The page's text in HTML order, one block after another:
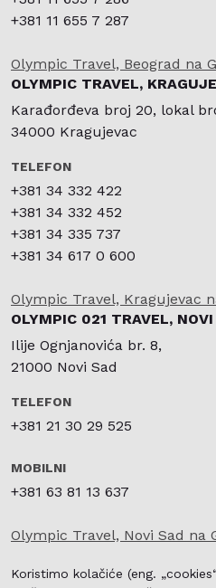
+381 11 655 7 287
Olympic Travel, Beograd na
OLYMPIC TRAVEL,
Karađorđeva broj 20, lokal
34000 Kragujevac
TELEFON
+381 34 332 422
+381 34 332 452
+381 34 335 737
+381 34 617 0 600
Olympic Travel, Kragujevac
OLYMPIC 021 TRAVEL,
Ilije Ognjanovića br. 8,
21000 Novi Sad
TELEFON
+381 21 30 29 525
MOBILNI
+381 63 81 13 637
Olympic Travel, Novi Sad na
SIGURNO I BRZO
Koristimo kolačiće (eng.